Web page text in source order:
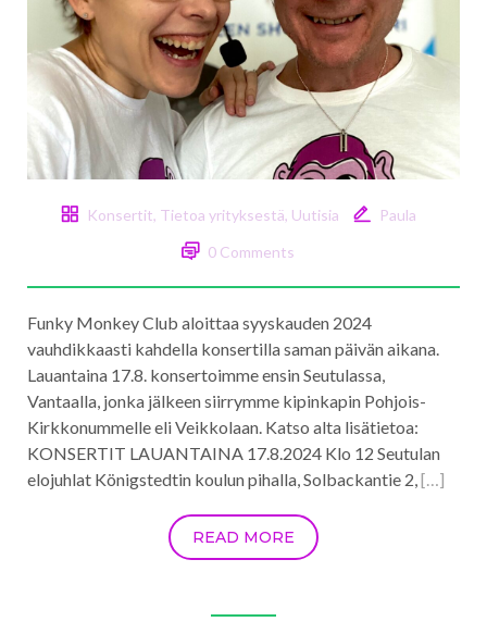
Konsertit, Tietoa yrityksestä, Uutisia
Paula
0 Comments
Funky Monkey Club aloittaa syyskauden 2024
vauhdikkaasti kahdella konsertilla saman päivän aikana.
Lauantaina 17.8. konsertoimme ensin Seutulassa,
Vantaalla, jonka jälkeen siirrymme kipinkapin Pohjois-
Kirkkonummelle eli Veikkolaan. Katso alta lisätietoa:
KONSERTIT LAUANTAINA 17.8.2024 Klo 12 Seutulan
elojuhlat Königstedtin koulun pihalla, Solbackantie 2, […]
READ MORE